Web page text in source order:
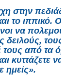
στην
το ιππικό.
να
δειλούς,
τους από τα
κυττάζετε
ημείς».